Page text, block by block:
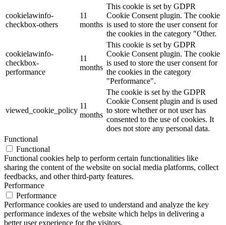
cookielawinfo-
checkbox-others
11
months
This cookie is set by GDPR
Cookie Consent plugin. The cookie
is used to store the user consent for
the cookies in the category "Other.
cookielawinfo-
checkbox-
performance
11
months
This cookie is set by GDPR
Cookie Consent plugin. The cookie
is used to store the user consent for
the cookies in the category
"Performance".
viewed_cookie_policy
11
months
The cookie is set by the GDPR
Cookie Consent plugin and is used
to store whether or not user has
consented to the use of cookies. It
does not store any personal data.
Functional
Functional
Functional cookies help to perform certain functionalities like
sharing the content of the website on social media platforms, collect
feedbacks, and other third-party features.
Performance
Performance
Performance cookies are used to understand and analyze the key
performance indexes of the website which helps in delivering a
better user experience for the visitors.